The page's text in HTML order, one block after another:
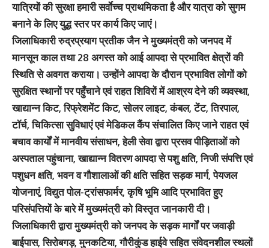
यात्रियों की सुरक्षा हमारी सर्वाेच्च प्राथमिकता है और यात्रा को सुगम
बनाने के लिए युद्ध स्तर पर कार्य किए जाएं।
जिलाधिकारी रुद्रप्रयाग प्रतीक जैन ने मुख्यमंत्री को जनपद में
मानसून काल तथा 28 अगस्त को आई आपदा से प्रभावित क्षेत्रों की
स्थिति से अवगत कराया। उन्होंने आपदा के दौरान प्रभावित लोगों को
सुरक्षित स्थानों पर पहुँचाने एवं राहत शिविरों में आश्रय देने की व्यवस्था,
खाद्यान्न किट, रिफ्रेशमेंट किट, सोलर लाइट, कंबल, टेंट, तिरपाल,
टॉर्च, चिकित्सा सुविधाएं एवं मेडिकल कैंप संचालित किए जाने राहत एवं
बचाव कार्यों में मानवीय संसाधन, हेली सेवा द्वारा प्रसव पीड़िताओं को
अस्पताल पहुंचाना, खाद्यान्न वितरण आपदा से पशु क्षति, निजी संपत्ति एवं
पशुधन क्षति, भवन व गौशालाओं की क्षति सहित सड़क मार्ग, पेयजल
योजनाएं, विद्युत पोल-ट्रांसफार्मर, कृषि भूमि आदि प्रभावित हुए
परिसंपत्तियों के बारे में मुख्यमंत्री को विस्तृत जानकारी दी।
जिलाधिकारी द्वारा मुख्यमंत्री को जनपद के सड़क मार्गों पर जवाड़ी
बाईपास, सिरोबगड़, मुनकटिया, गौरीकुंड हाईवे सहित संवेदनशील स्थलों